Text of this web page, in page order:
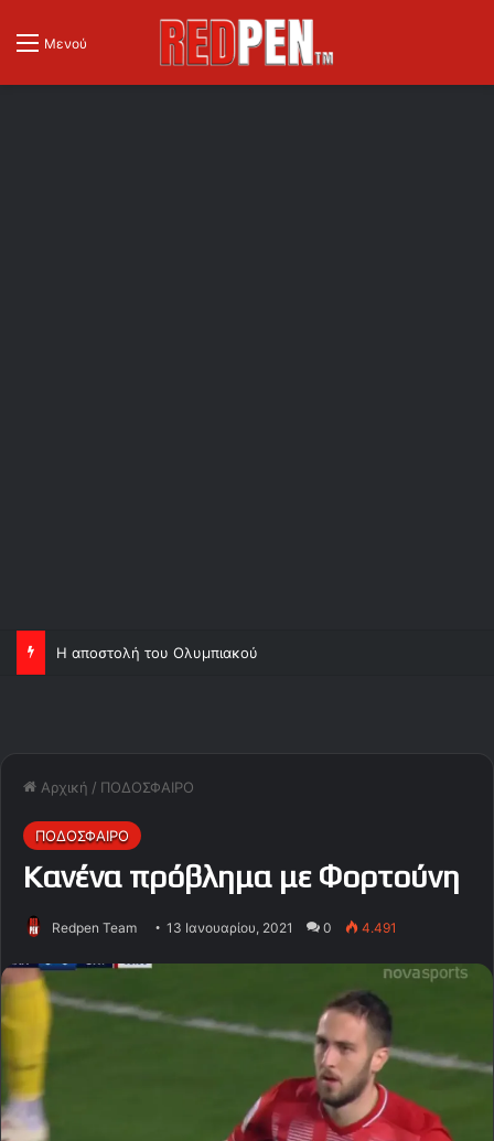
Μενού
Η αποστολή του Ολυμπιακού
Αρχική / ΠΟΔΟΣΦΑΙΡΟ
ΠΟΔΟΣΦΑΙΡΟ
Κανένα πρόβλημα με Φορτούνη
Redpen Team 13 Ιανουαρίου, 2021 0 4.491